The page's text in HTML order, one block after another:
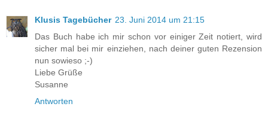
Klusis Tagebücher 23. Juni 2014 um 21:15
Das Buch habe ich mir schon vor einiger Zeit notiert, wird
sicher mal bei mir einziehen, nach deiner guten Rezension
nun sowieso ;-)
Liebe Grüße
Susanne
Antworten